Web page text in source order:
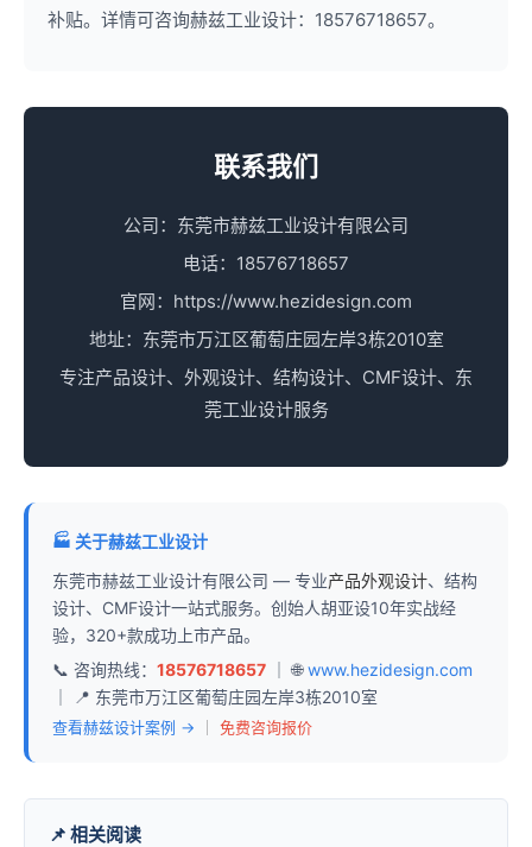
补贴。详情可咨询赫兹工业设计：18576718657。
联系我们
公司：东莞市赫兹工业设计有限公司
电话：18576718657
官网：https://www.hezidesign.com
地址：东莞市万江区葡萄庄园左岸3栋2010室
专注产品设计、外观设计、结构设计、CMF设计、东
莞工业设计服务
🏭 关于赫兹工业设计
东莞市赫兹工业设计有限公司 — 专业产品外观设计、结构
设计、CMF设计一站式服务。创始人胡亚设10年实战经
验，320+款成功上市产品。
📞 咨询热线： 18576718657 ｜ 🌐www.hezidesign.com
｜ 📍 东莞市万江区葡萄庄园左岸3栋2010室
查看赫兹设计案例 → 免费咨询报价
📌 相关阅读